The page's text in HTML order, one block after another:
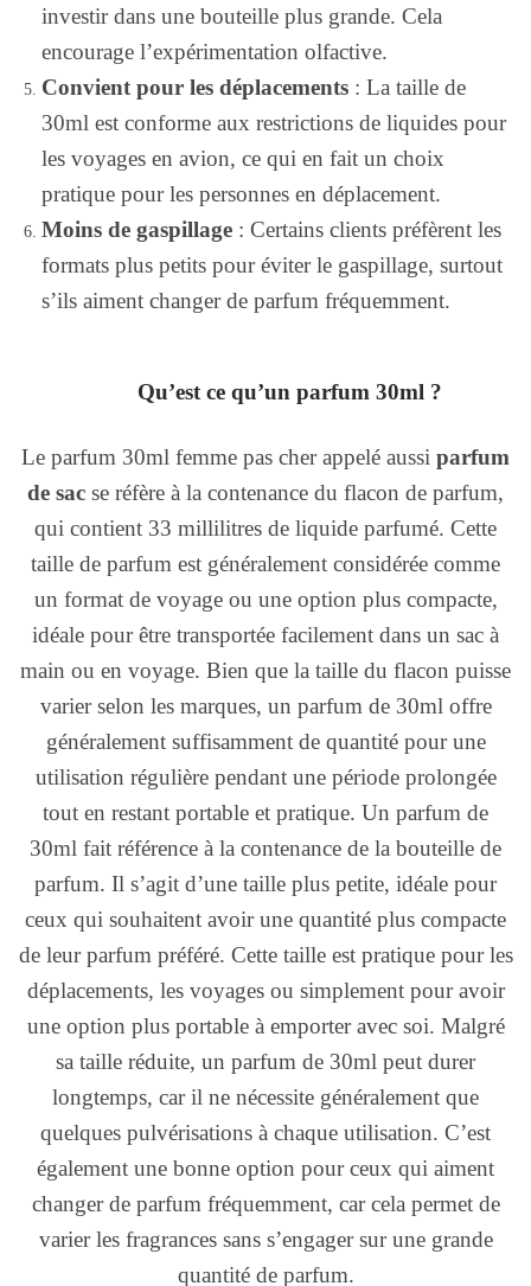
investir dans une bouteille plus grande. Cela
encourage l’expérimentation olfactive.
Convient pour les déplacements : La taille de
30ml est conforme aux restrictions de liquides pour
les voyages en avion, ce qui en fait un choix
pratique pour les personnes en déplacement.
Moins de gaspillage : Certains clients préfèrent les
formats plus petits pour éviter le gaspillage, surtout
s’ils aiment changer de parfum fréquemment.
Qu’est ce qu’un parfum 30ml ?
Le parfum 30ml femme pas cher appelé aussi parfum
de sac se réfère à la contenance du flacon de parfum,
qui contient 33 millilitres de liquide parfumé. Cette
taille de parfum est généralement considérée comme
un format de voyage ou une option plus compacte,
idéale pour être transportée facilement dans un sac à
main ou en voyage. Bien que la taille du flacon puisse
varier selon les marques, un parfum de 30ml offre
généralement suffisamment de quantité pour une
utilisation régulière pendant une période prolongée
tout en restant portable et pratique. Un parfum de
30ml fait référence à la contenance de la bouteille de
parfum. Il s’agit d’une taille plus petite, idéale pour
ceux qui souhaitent avoir une quantité plus compacte
de leur parfum préféré. Cette taille est pratique pour les
déplacements, les voyages ou simplement pour avoir
une option plus portable à emporter avec soi. Malgré
sa taille réduite, un parfum de 30ml peut durer
longtemps, car il ne nécessite généralement que
quelques pulvérisations à chaque utilisation. C’est
également une bonne option pour ceux qui aiment
changer de parfum fréquemment, car cela permet de
varier les fragrances sans s’engager sur une grande
quantité de parfum.